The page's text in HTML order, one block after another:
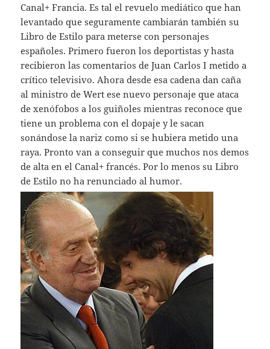
Canal+ Francia. Es tal el revuelo mediático que han
levantado que seguramente cambiarán también su
Libro de Estilo para meterse con personajes
españoles. Primero fueron los deportistas y hasta
recibieron las comentarios de Juan Carlos I metido a
crítico televisivo. Ahora desde esa cadena dan caña
al ministro de Wert ese nuevo personaje que ataca
de xenófobos a los guiñoles mientras reconoce que
tiene un problema con el dopaje y le sacan
sonándose la nariz como si se hubiera metido una
raya. Pronto van a conseguir que muchos nos demos
de alta en el Canal+ francés. Por lo menos su Libro
de Estilo no ha renunciado al humor.